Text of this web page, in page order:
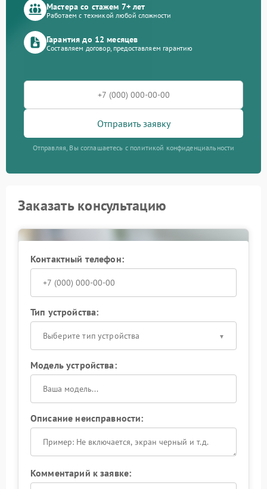
Мастера со стажем 7+ лет
Работаем с техникой любой сложности
Гарантия до 12 месяцев
Составляем договор, предоставляем гарантию
Отправить заявку
Отправляя, Вы соглашаетесь с политикой конфиденциальности
Заказать консультацию
Контактный телефон:
Тип устройства:
Выберите тип устройства
Модель устройства:
Описание неисправности:
Комментарий к заявке: